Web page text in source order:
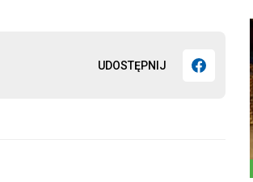
UDOSTĘPNIJ